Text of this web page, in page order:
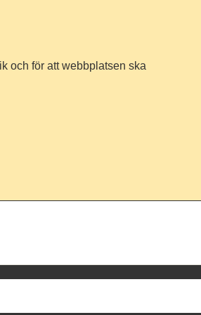
och för att webbplatsen ska